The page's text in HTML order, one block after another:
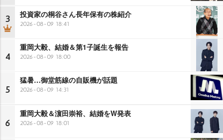
3 投資家の桐谷さん長年保有の株紹介
2026-08-09 18:41
4
重岡大毅、結婚＆第1子誕生を報告
2026-08-09 18:00
5
猛暑…御堂筋線の自販機が話題
2026-08-09 14:31
6
重岡大毅＆濵田崇裕、結婚をW発表
2026-08-09 18:01